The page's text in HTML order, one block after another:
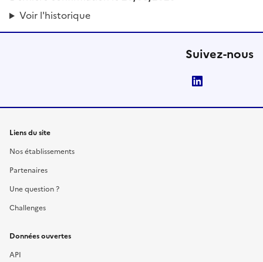
Voir l'historique
Suivez-nous
Liens du site
Nos établissements
Partenaires
Une question ?
Challenges
Données ouvertes
API